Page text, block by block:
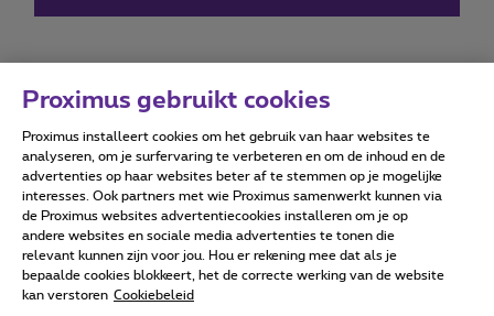
Forumvoorwaarden Accessibility statement
Alle rechten voorbehouden. © Proximus
Algemene voorwaarden, consumenteninfo
Proximus gebruikt cookies
Proximus installeert cookies om het gebruik van haar websites te
analyseren, om je surfervaring te verbeteren en om de inhoud en de
advertenties op haar websites beter af te stemmen op je mogelijke
interesses. Ook partners met wie Proximus samenwerkt kunnen via
de Proximus websites advertentiecookies installeren om je op
andere websites en sociale media advertenties te tonen die
relevant kunnen zijn voor jou. Hou er rekening mee dat als je
bepaalde cookies blokkeert, het de correcte werking van de website
kan verstoren Cookiebeleid